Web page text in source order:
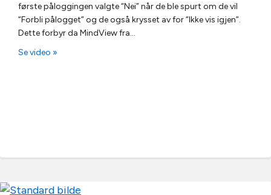
første påloggingen valgte “Nei” når de ble spurt om de vil
“Forbli pålogget” og de også krysset av for “Ikke vis igjen”.
Dette forbyr da MindView fra…
Se video »